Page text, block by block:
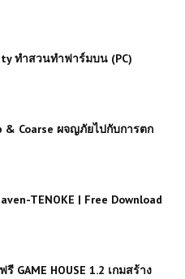
ทำสวนทำฟาร์มบน (PC)
& Coarse ผจญภัยไปกับการตก
TENOKE | Free Download
GAME HOUSE 1.2 เกมสร้าง